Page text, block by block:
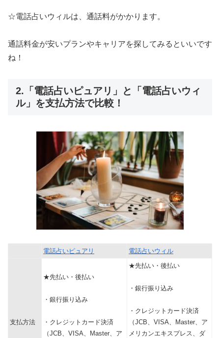
☆電話占いウィルは、通話料がかかります。
通話料金が安いプランやキャリアを探してみるといいです
ね！
2.「電話占いピュアリ」と「電話占いウィ
ル」を支払方法で比較！
電話占いピュアリ 電話占いウィル
支払方法
★先払い・後払い
・銀行振り込み
・クレジットカード決済
（JCB、VISA、Master、ア
★先払い・後払い
・銀行振り込み
・クレジットカード決済
（JCB、VISA、Master、ア
メリカンエキスプレス、ダ